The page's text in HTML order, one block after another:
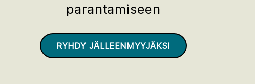
parantamiseen
RYHDY JÄLLEENMYYJÄKSI